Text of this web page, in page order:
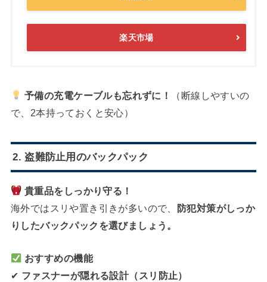
楽天市場
予備の充電ケーブルも忘れずに！
（断線しやすいの
で、2本持っておくと安心）
2. 盗難防止用のバックパック
貴重品をしっかり守る！
海外ではスリや置き引きが多いので、
防犯対策がしっか
りしたバックパックを選びましょう。
おすすめの機能
✔ ファスナーが隠れる設計（スリ防止）